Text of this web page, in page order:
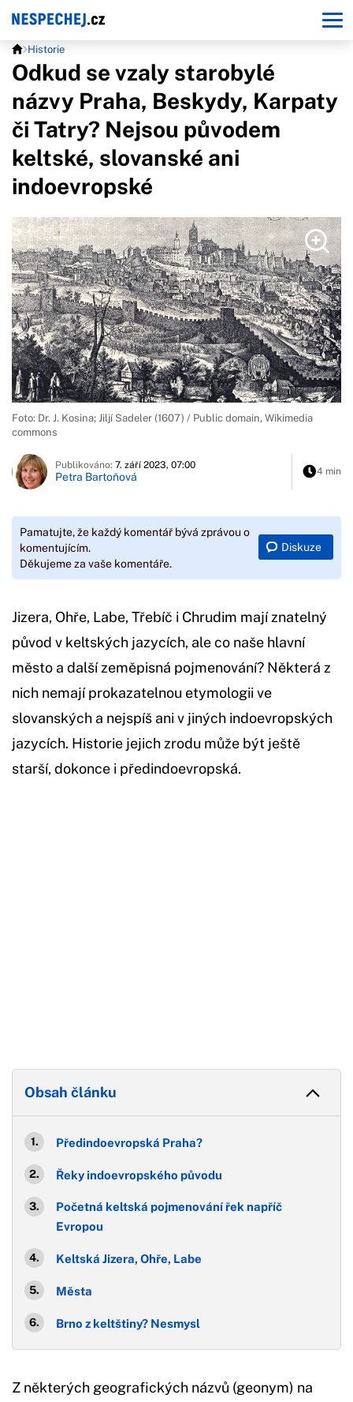
Historie
Odkud se vzaly starobylé
názvy Praha, Beskydy, Karpaty
či Tatry? Nejsou původem
keltské, slovanské ani
indoevropské
Foto: Dr. J. Kosina; Jiljí Sadeler (1607) / Public domain, Wikimedia
commons
Publikováno: 7. září 2023, 07:00
Petra Bartoňová 4 min
Pamatujte, že každý komentář bývá zprávou o
komentujícím.
Děkujeme za vaše komentáře.
Diskuze
Jizera, Ohře, Labe, Třebíč i Chrudim mají znatelný
původ v keltských jazycích, ale co naše hlavní
město a další zeměpisná pojmenování? Některá z
nich nemají prokazatelnou etymologii ve
slovanských a nejspíš ani v jiných indoevropských
jazycích. Historie jejich zrodu může být ještě
starší, dokonce i předindoevropská.
Obsah článku
Předindoevropská Praha?
Řeky indoevropského původu
Početná keltská pojmenování řek napříč
Evropou
Keltská Jizera, Ohře, Labe
Města
Brno z keltštiny? Nesmysl
Z některých geografických názvů (geonym) na